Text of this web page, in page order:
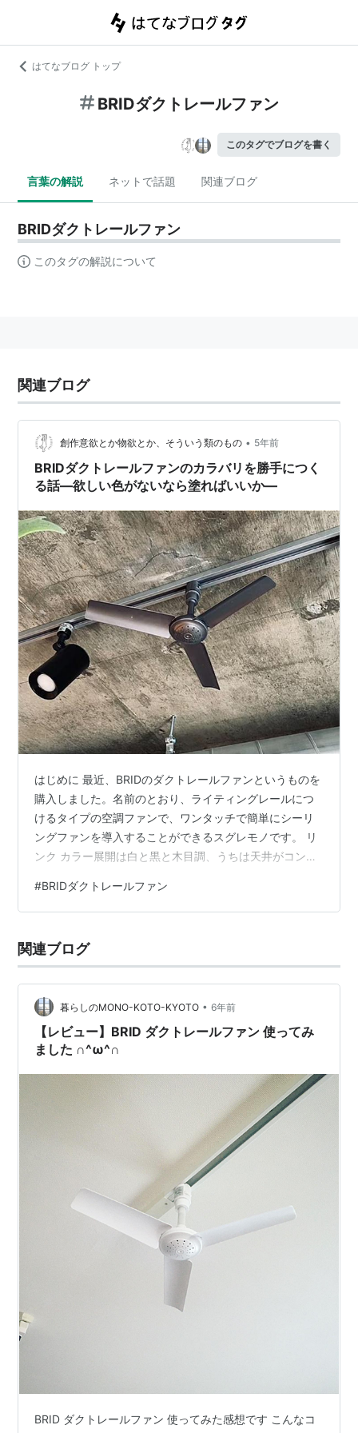
はてなブログ トップ
BRIDダクトレールファン
このタグでブログを書く
言葉の解説 ネットで話題 関連ブログ
BRIDダクトレールファン
このタグの解説について
関連ブログ
創作意欲とか物欲とか、そういう類のもの • 5年前
BRIDダクトレールファンのカラバリを勝手につく
る話—欲しい色がないなら塗ればいいか—
はじめに 最近、BRIDのダクトレールファンというものを
購入しました。名前のとおり、ライティングレールにつ
けるタイプの空調ファンで、ワンタッチで簡単にシーリ
ングファンを導入することができるスグレモノです。 リ
ンク カラー展開は白と黒と木目調、うちは天井がコンク
ければどうするか？ 塗るしかないですね。ということ
で、塗装しやすそうな白を買ってみました。 とりあえ
これでも全然悪くないかも、悪くはないけど、やっぱり
色を変えたい。
#BRIDダクトレールファン
関連ブログ
暮らしのMONO-KOTO-KYOTO • 6年前
【レビュー】BRID ダクトレールファン 使ってみ
ました ∩^ω^∩
BRID ダクトレールファン 使ってみた感想です こんなコ